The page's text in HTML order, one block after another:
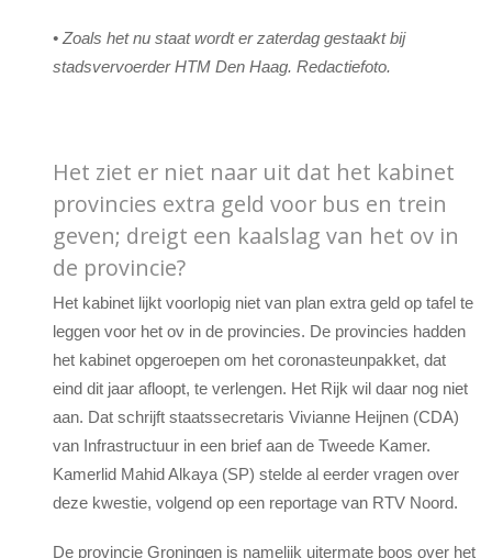
• Zoals het nu staat wordt er zaterdag gestaakt bij
stadsvervoerder HTM Den Haag. Redactiefoto.
Het ziet er niet naar uit dat het kabinet
provincies extra geld voor bus en trein
geven; dreigt een kaalslag van het ov in
de provincie?
Het kabinet lijkt voorlopig niet van plan extra geld op tafel te
leggen voor het ov in de provincies. De provincies hadden
het kabinet opgeroepen om het coronasteunpakket, dat
eind dit jaar afloopt, te verlengen. Het Rijk wil daar nog niet
aan. Dat schrijft staatssecretaris Vivianne Heijnen (CDA)
van Infrastructuur in een brief aan de Tweede Kamer.
Kamerlid Mahid Alkaya (SP) stelde al eerder vragen over
deze kwestie, volgend op een reportage van RTV Noord.
De provincie Groningen is namelijk uitermate boos over het